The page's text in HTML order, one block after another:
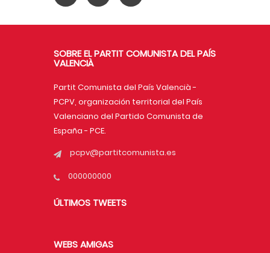
SOBRE EL PARTIT COMUNISTA DEL PAÍS
VALENCIÀ
Partit Comunista del País Valencià -
PCPV, organización territorial del País
Valenciano del Partido Comunista de
España - PCE.
pcpv@partitcomunista.es
000000000
ÚLTIMOS TWEETS
WEBS AMIGAS